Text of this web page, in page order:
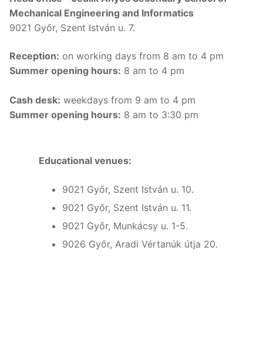
Mechanical Engineering and Informatics
9021 Győr, Szent István u. 7.
Reception: on working days from 8 am to 4 pm
Summer opening hours: 8 am to 4 pm
Cash desk: weekdays from 9 am to 4 pm
Summer opening hours: 8 am to 3:30 pm
Educational venues:
9021 Győr, Szent István u. 10.
9021 Győr, Szent István u. 11.
9021 Győr, Munkácsy u. 1-5.
9026 Győr, Aradi Vértanúk útja 20.